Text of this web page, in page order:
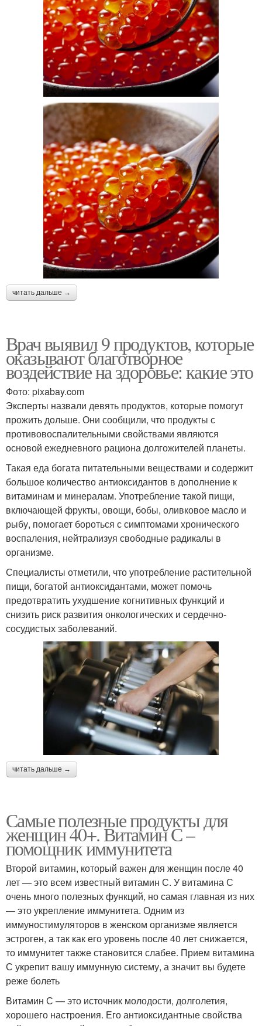
читать дальше →
Врач выявил 9 продуктов, которые
оказывают благотворное
воздействие на здоровье: какие это
Фото: pixabay.com
Эксперты назвали девять продуктов, которые помогут
прожить дольше. Они сообщили, что продукты с
противовоспалительными свойствами являются
основой ежедневного рациона долгожителей планеты.
Такая еда богата питательными веществами и содержит
большое количество антиоксидантов в дополнение к
витаминам и минералам. Употребление такой пищи,
включающей фрукты, овощи, бобы, оливковое масло и
рыбу, помогает бороться с симптомами хронического
воспаления, нейтрализуя свободные радикалы в
организме.
Специалисты отметили, что употребление растительной
пищи, богатой антиоксидантами, может помочь
предотвратить ухудшение когнитивных функций и
снизить риск развития онкологических и сердечно-
сосудистых заболеваний.
читать дальше →
Самые полезные продукты для
женщин 40+. Витамин С –
помощник иммунитета
Второй витамин, который важен для женщин после 40
лет — это всем известный витамин С. У витамина С
очень много полезных функций, но самая главная из них
— это укрепление иммунитета. Одним из
иммуностимуляторов в женском организме является
эстроген, а так как его уровень после 40 лет снижается,
то иммунитет также становится слабее. Прием витамина
С укрепит вашу иммунную систему, а значит вы будете
реже болеть
Витамин С — это источник молодости, долголетия,
хорошего настроения. Его антиоксидантные свойства